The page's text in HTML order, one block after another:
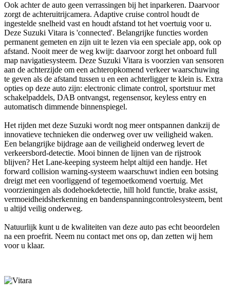
Ook achter de auto geen verrassingen bij het inparkeren. Daarvoor
zorgt de achteruitrijcamera. Adaptive cruise control houdt de
ingestelde snelheid vast en houdt afstand tot het voertuig voor u.
Deze Suzuki Vitara is 'connected'. Belangrijke functies worden
permanent gemeten en zijn uit te lezen via een speciale app, ook op
afstand. Nooit meer de weg kwijt: daarvoor zorgt het onboard full
map navigatiesysteem. Deze Suzuki Vitara is voorzien van sensoren
aan de achterzijde om een achteropkomend verkeer waarschuwing
te geven als de afstand tussen u en een achterligger te klein is. Extra
opties op deze auto zijn: electronic climate control, sportstuur met
schakelpaddels, DAB ontvangst, regensensor, keyless entry en
automatisch dimmende binnenspiegel.
Het rijden met deze Suzuki wordt nog meer ontspannen dankzij de
innovatieve technieken die onderweg over uw veiligheid waken.
Een belangrijke bijdrage aan de veiligheid onderweg levert de
verkeersbord-detectie. Mooi binnen de lijnen van de rijstrook
blijven? Het Lane-keeping systeem helpt altijd een handje. Het
forward collision warning-systeem waarschuwt indien een botsing
dreigt met een voorliggend of tegemoetkomend voertuig. Met
voorzieningen als dodehoekdetectie, hill hold functie, brake assist,
vermoeidheidsherkenning en bandenspanningcontrolesysteem, bent
u altijd veilig onderweg.
Natuurlijk kunt u de kwaliteiten van deze auto pas echt beoordelen
na een proefrit. Neem nu contact met ons op, dan zetten wij hem
voor u klaar.